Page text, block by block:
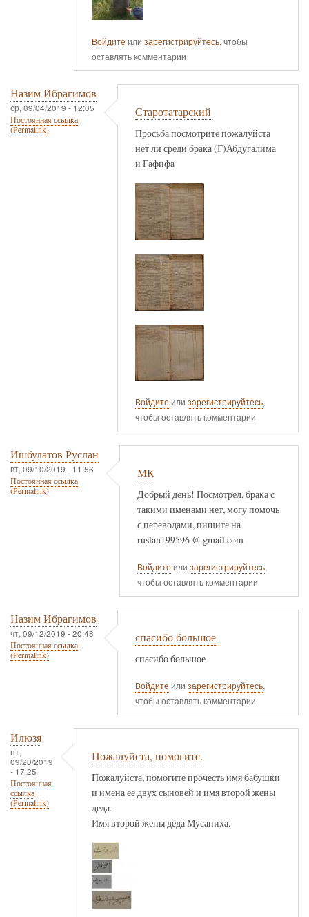
Войдите или зарегистрируйтесь, чтобы
оставлять комментарии
Назим Ибрагимов
ср, 09/04/2019 - 12:05
Постоянная ссылка
(Permalink)
Старотатарский
Просьба посмотрите пожалуйста
нет ли среди брака (Г)Абдугалима
и Гафифа
Войдите или зарегистрируйтесь,
чтобы оставлять комментарии
Ишбулатов Руслан
вт, 09/10/2019 - 11:56
Постоянная ссылка
(Permalink)
МК
Добрый день! Посмотрел, брака с
такими именами нет, могу помочь
с переводами, пишите на
ruslan199596 @ gmail.com
Войдите или зарегистрируйтесь,
чтобы оставлять комментарии
Назим Ибрагимов
чт, 09/12/2019 - 20:48
Постоянная ссылка
(Permalink)
спасибо большое
спасибо большое
Войдите или зарегистрируйтесь,
чтобы оставлять комментарии
Илюзя
пт,
09/20/2019
- 17:25
Постоянная
ссылка
(Permalink)
Пожалуйста, помогите.
Пожалуйста, помогите прочесть имя бабушки
и имена ее двух сыновей и имя второй жены
деда.
Имя второй жены деда Мусапиха.